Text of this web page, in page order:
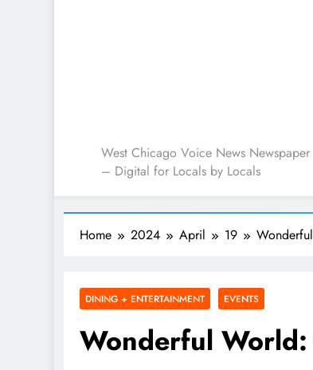
West Chicago
West Chicago Voice News Newspaper
– Digital for Locals by Locals
Home 2024 April 19
DINING + ENTERTAINMENT EVENTS
Wonderful